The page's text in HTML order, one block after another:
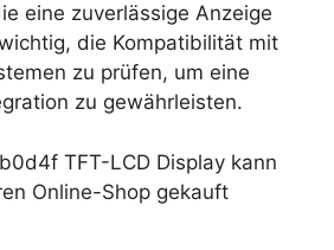
eine zuverlässige Anzeige
die Kompatibilität mit
zu prüfen, um eine
zu gewährleisten.
TFT-LCD Display kann
Online-Shop gekauft